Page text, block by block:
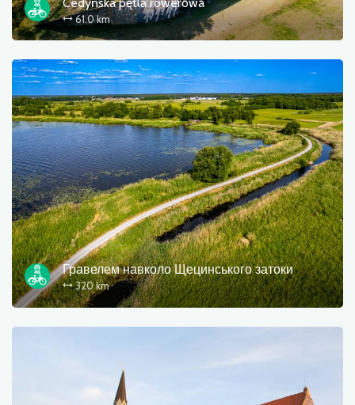
61.0 km
Гравелем навколо Щецинського затоки
320 km
час
відстань
труднощі
сортувати
OK